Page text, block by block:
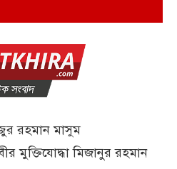
রহমান মাসুম
মুক্তিযোদ্ধা মিজানুর রহমান